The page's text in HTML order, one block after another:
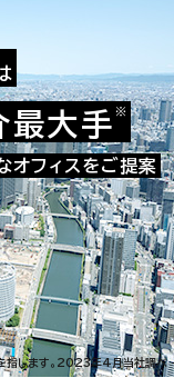
最大手 ※
オフィスをご提案
指します。2023年4月当社調べ